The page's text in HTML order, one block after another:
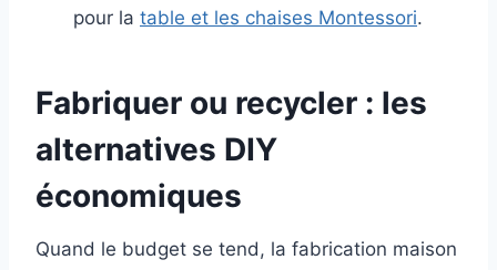
pour la table et les chaises Montessori.
Fabriquer ou recycler : les
alternatives DIY
économiques
Quand le budget se tend, la fabrication maison